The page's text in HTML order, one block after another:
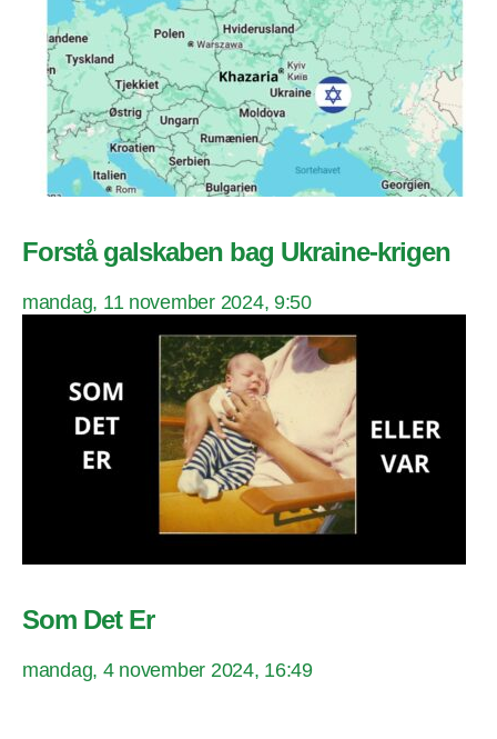
Forstå galskaben bag Ukraine-krigen
mandag, 11 november 2024, 9:50
Som Det Er
mandag, 4 november 2024, 16:49